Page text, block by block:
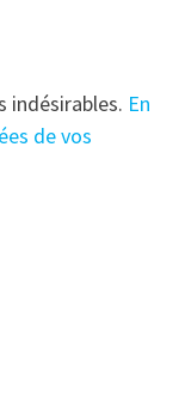
indésirables. En
de vos